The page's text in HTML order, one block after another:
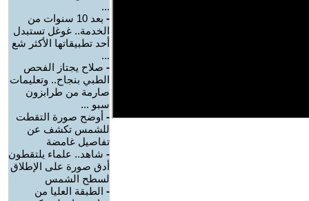
...
-
بعد 10 سنوات من
الخدمة.. غوغل تستبدل
أحد تطبيقاتها الأكثر شع
...
- صلاح يجتاز الفحص
الطبي بنجاح.. وتعليمات
صارمة من طرابزون
سبو ...
- أوضح صورة التقطت
للشمس تكشف عن
تفاصيل غامضة
- شاهد.. علماء يلتقطون
أدق صورة على الإطلاق
لسطح الشمس
- الطبقة العليا من